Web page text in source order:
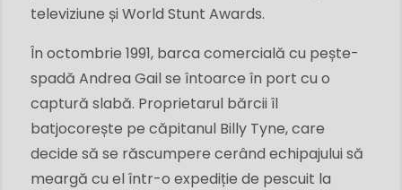
televiziune și World Stunt Awards.
În octombrie 1991, barca comercială cu pește-
spadă Andrea Gail se întoarce în port cu o
captură slabă. Proprietarul bărcii îl
batjocorește pe căpitanul Billy Tyne, care
decide să se răscumpere cerând echipajului să
meargă cu el într-o expediție de pescuit la